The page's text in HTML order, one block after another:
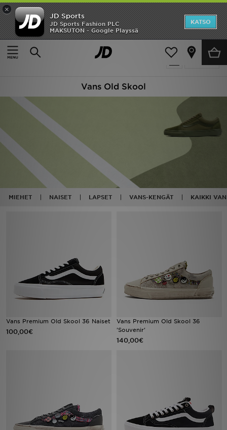
×
JD Sports
JD Sports Fashion PLC
MAKSUTON - Google Playssä
KATSO
Etusivu
Vans Old Skool
Suodata
15 tuotetta
Vans Old Skool
MIEHET NAISET LAPSET VANS-KENGÄT KAIKKI
Vans Premium Old Skool 36 Naiset
100,00€
Vans Premium Old Skool 36
'Souvenir'
140,00€
Etusivu
Ale
Miehet
Lapset
Suosikit
Tuotemerkit
Lataa JD-sovellus
Minun JD
Minun viestini